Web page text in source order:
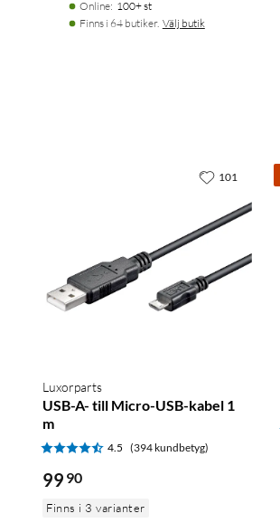
Online: 100+ st
Finns i 64 butiker. Välj butik
Luxorparts
USB-A- till Micro-USB-kabel 1
m
4.5 (394 kundbetyg)
99 90
Finns i 3 varianter
101